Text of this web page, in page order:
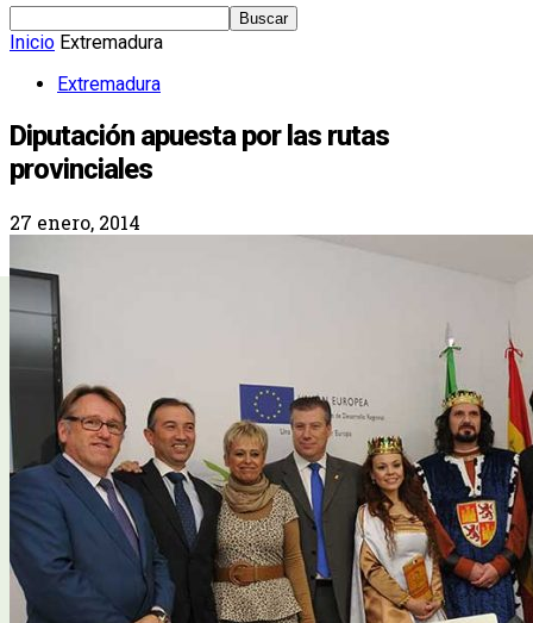
Inicio Extremadura
Extremadura
Diputación apuesta por las rutas
provinciales
27 enero, 2014